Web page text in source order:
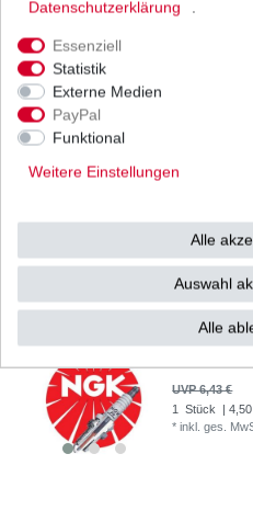
18,95 € *
1 Stück |
inkl. ges.
UVP 6,43 €
1 Stück
|
*inkl. ges.
Daten­schutz­erklärung
Essenziell
Statistik
Externe Medien
PayPal
Funktional
Weitere Einstellungen
Alle
Auswahl
Alle